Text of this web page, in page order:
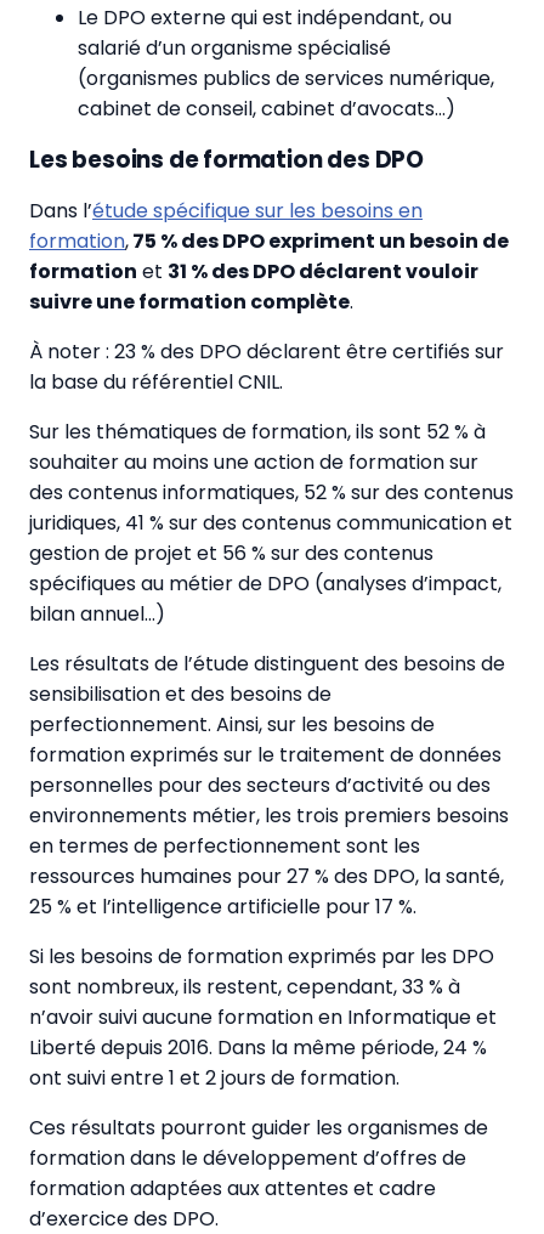
Le DPO externe qui est indépendant, ou
salarié d’un organisme spécialisé
(organismes publics de services numérique,
cabinet de conseil, cabinet d’avocats…)
Les besoins de formation des DPO
Dans l’étude spécifique sur les besoins en
formation,75 % des DPO expriment un besoin de
formation et 31 % des DPO déclarent vouloir
suivre une formation complète.
À noter : 23 % des DPO déclarent être certifiés sur
la base du référentiel CNIL.
Sur les thématiques de formation, ils sont 52 % à
souhaiter au moins une action de formation sur
des contenus informatiques, 52 % sur des contenus
juridiques, 41 % sur des contenus communication et
gestion de projet et 56 % sur des contenus
spécifiques au métier de DPO (analyses d’impact,
bilan annuel…)
Les résultats de l’étude distinguent des besoins de
sensibilisation et des besoins de
perfectionnement. Ainsi, sur les besoins de
formation exprimés sur le traitement de données
personnelles pour des secteurs d’activité ou des
environnements métier, les trois premiers besoins
en termes de perfectionnement sont les
ressources humaines pour 27 % des DPO, la santé,
25 % et l’intelligence artificielle pour 17 %.
Si les besoins de formation exprimés par les DPO
sont nombreux, ils restent, cependant, 33 % à
n’avoir suivi aucune formation en Informatique et
Liberté depuis 2016. Dans la même période, 24 %
ont suivi entre 1 et 2 jours de formation.
Ces résultats pourront guider les organismes de
formation dans le développement d’offres de
formation adaptées aux attentes et cadre
d’exercice des DPO.